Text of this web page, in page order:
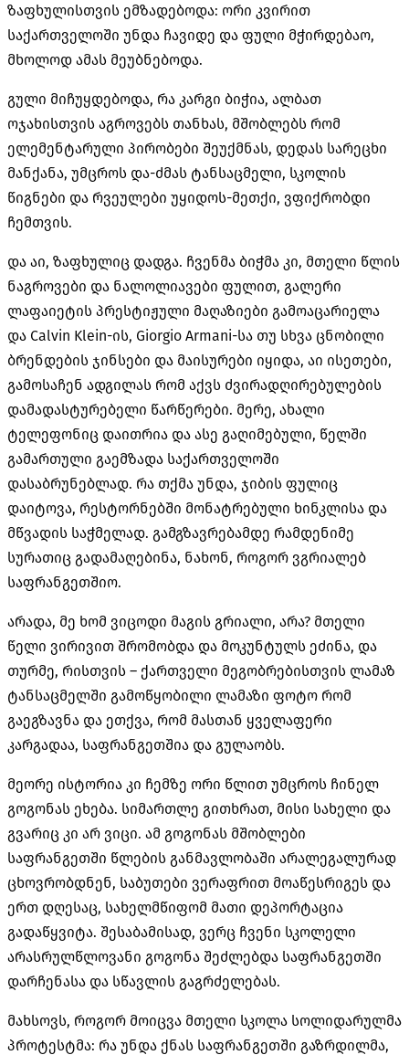
ზაფხულისთვის ემზადებოდა: ორი კვირით
საქართველოში უნდა ჩავიდე და ფული მჭირდებაო,
მხოლოდ ამას მეუბნებოდა.
გული მიჩუყდებოდა, რა კარგი ბიჭია, ალბათ
ოჯახისთვის აგროვებს თანხას, მშობლებს რომ
ელემენტარული პირობები შეუქმნას, დედას სარეცხი
მანქანა, უმცროს და-ძმას ტანსაცმელი, სკოლის
წიგნები და რვეულები უყიდოს-მეთქი, ვფიქრობდი
ჩემთვის.
და აი, ზაფხულიც დადგა. ჩვენმა ბიჭმა კი, მთელი წლის
ნაგროვები და ნალოლიავები ფულით, გალერი
ლაფაიეტის პრესტიჟული მაღაზიები გამოაცარიელა
და Calvin Klein-ის, Giorgio Armani-სა თუ სხვა ცნობილი
ბრენდების ჯინსები და მაისურები იყიდა, აი ისეთები,
გამოსაჩენ ადგილას რომ აქვს ძვირადღირებულების
დამადასტურებელი წარწერები. მერე, ახალი
ტელეფონიც დაითრია და ასე გაღიმებული, წელში
გამართული გაემზადა საქართველოში
დასაბრუნებლად. რა თქმა უნდა, ჯიბის ფულიც
დაიტოვა, რესტორნებში მონატრებული ხინკლისა და
მწვადის საჭმელად. გამგზავრებამდე რამდენიმე
სურათიც გადამაღებინა, ნახონ, როგორ ვგრიალებ
საფრანგეთშიო.
არადა, მე ხომ ვიცოდი მაგის გრიალი, არა? მთელი
წელი ვირივით შრომობდა და მოკუნტულს ეძინა, და
თურმე, რისთვის – ქართველი მეგობრებისთვის ლამაზ
ტანსაცმელში გამოწყობილი ლამაზი ფოტო რომ
გაეგზავნა და ეთქვა, რომ მასთან ყველაფერი
კარგადაა, საფრანგეთშია და გულაობს.
მეორე ისტორია კი ჩემზე ორი წლით უმცროს ჩინელ
გოგონას ეხება. სიმართლე გითხრათ, მისი სახელი და
გვარიც კი არ ვიცი. ამ გოგონას მშობლები
საფრანგეთში წლების განმავლობაში არალეგალურად
ცხოვრობდნენ, საბუთები ვერაფრით მოაწესრიგეს და
ერთ დღესაც, სახელმწიფომ მათი დეპორტაცია
გადაწყვიტა. შესაბამისად, ვერც ჩვენი სკოლელი
არასრულწლოვანი გოგონა შეძლებდა საფრანგეთში
დარჩენასა და სწავლის გაგრძელებას.
მახსოვს, როგორ მოიცვა მთელი სკოლა სოლიდარულმა
პროტესტმა: რა უნდა ქნას საფრანგეთში გაზრდილმა,